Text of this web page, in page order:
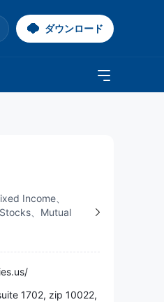
ダウンロード
Income、
、Mutual
1702, zip 10022,